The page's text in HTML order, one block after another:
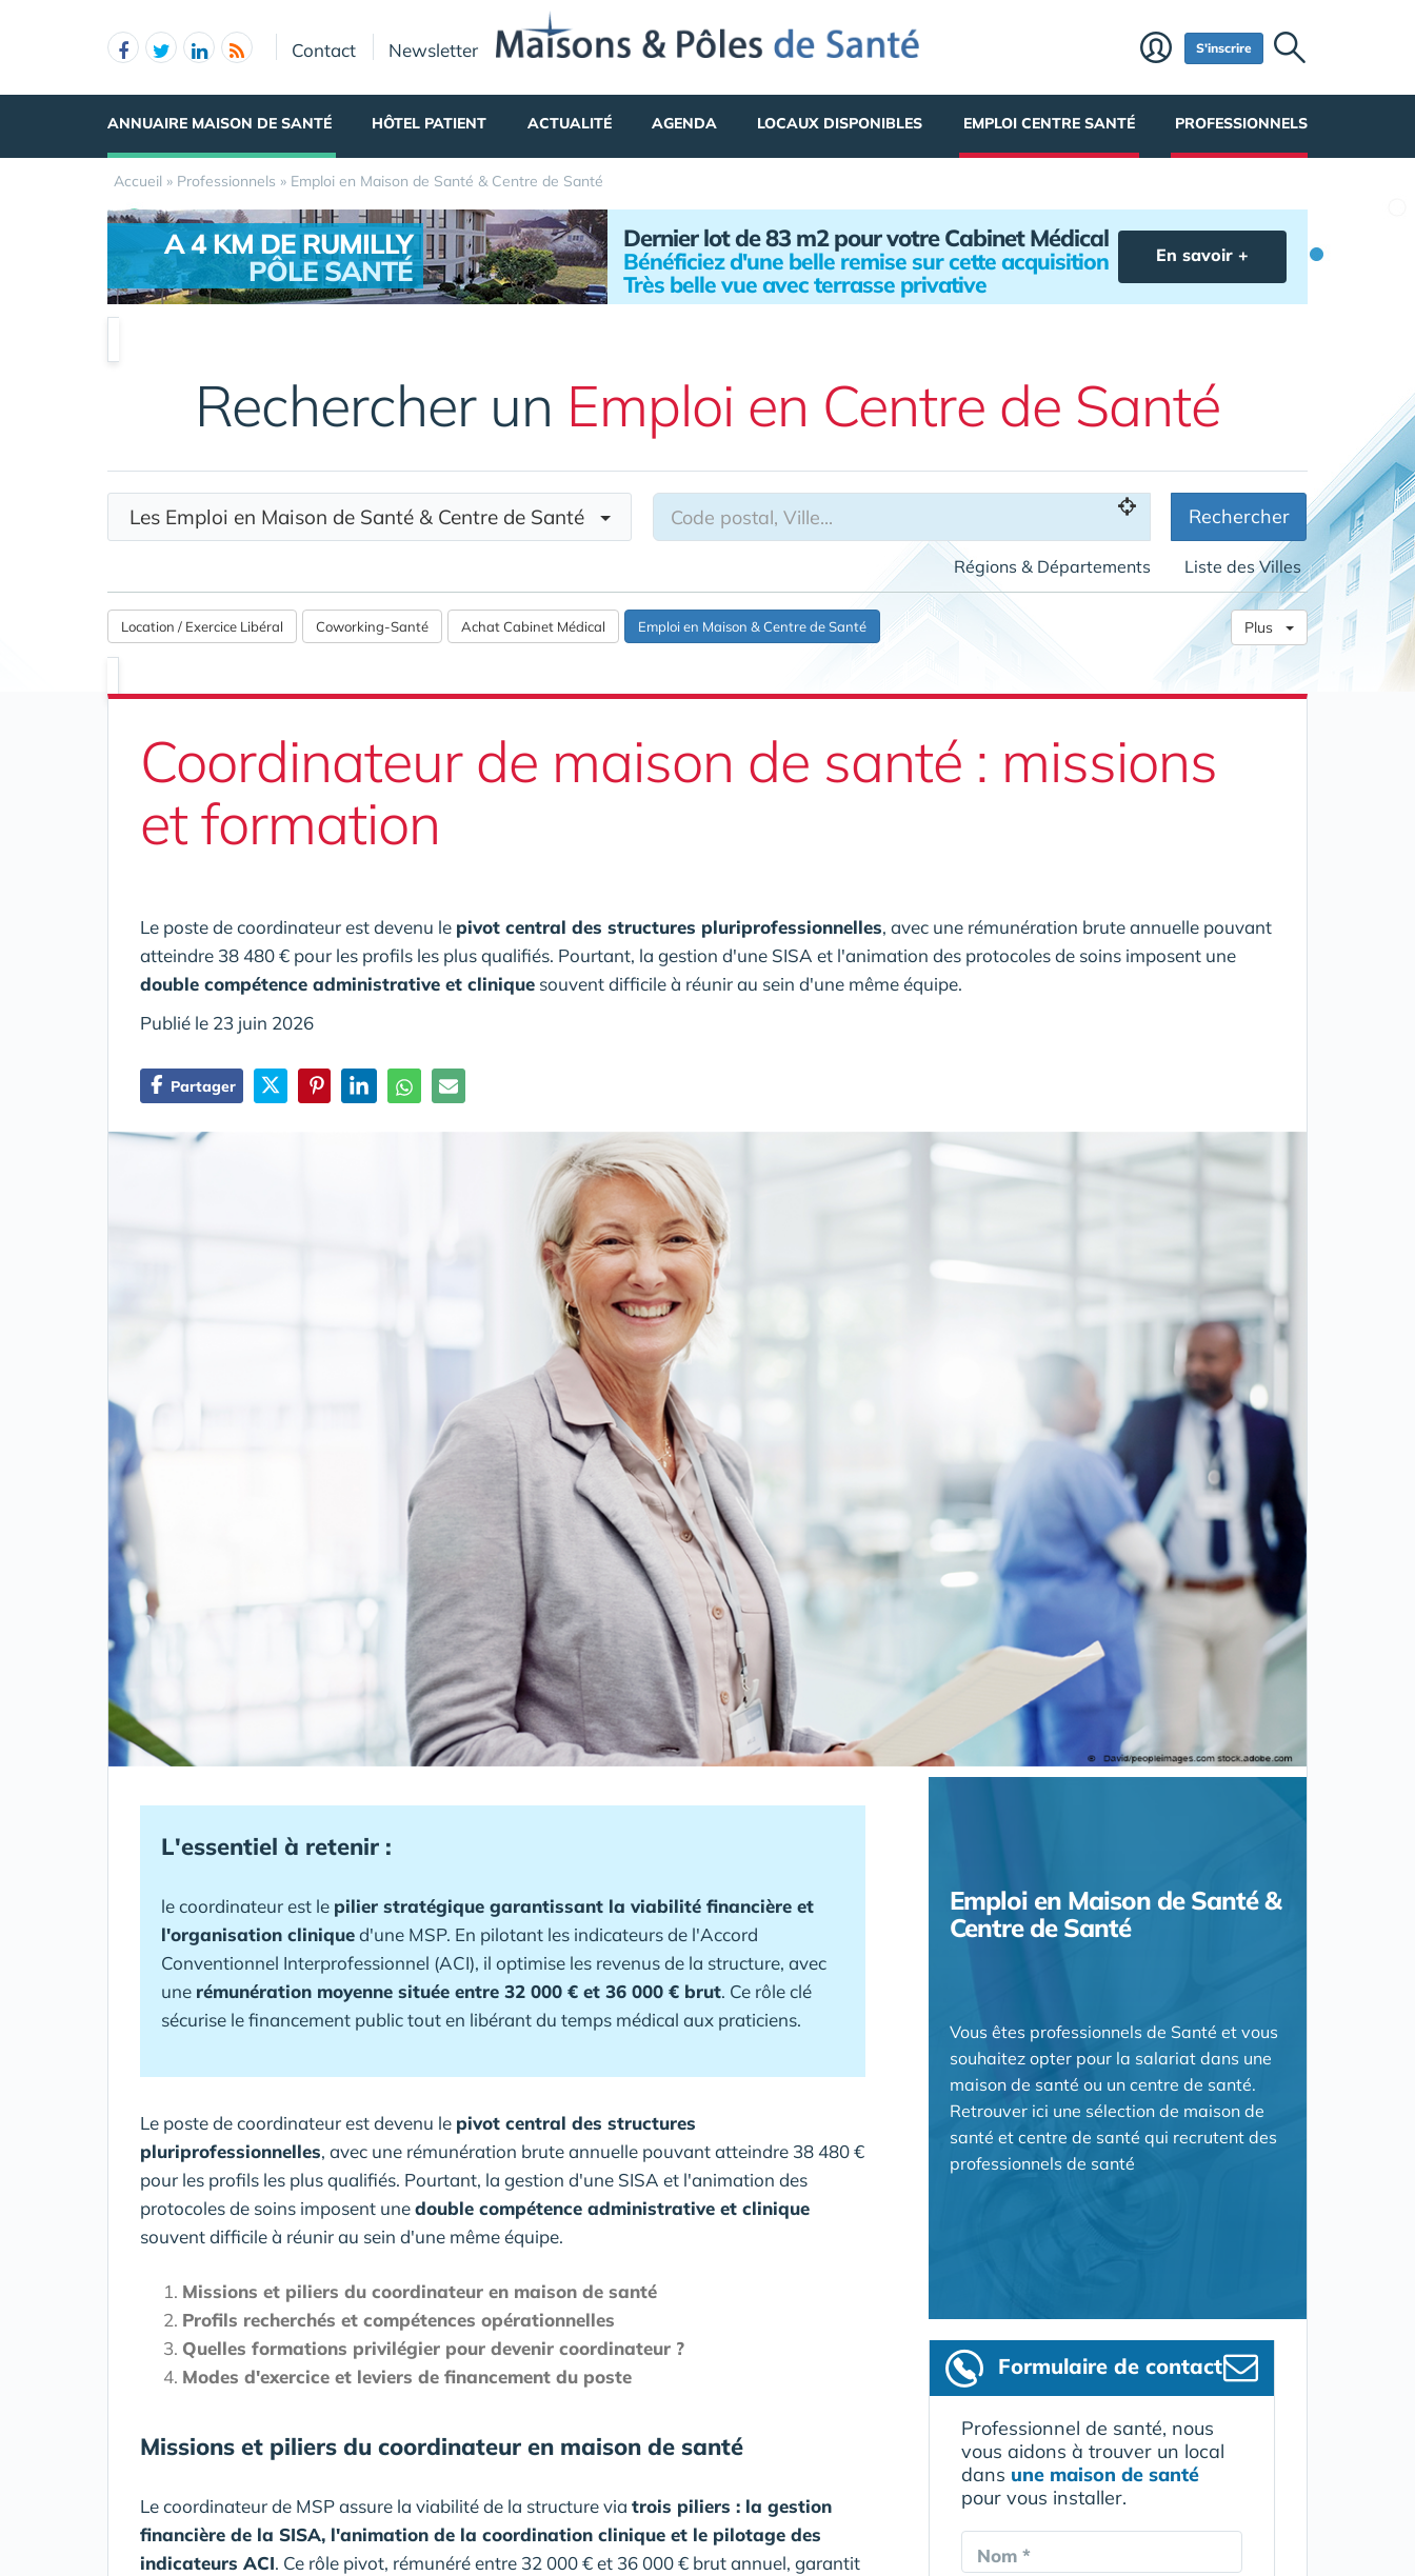
Contact Newsletter S'inscrire
ANNUAIRE MAISON DE SANTÉ HÔTEL PATIENT ACTUALITÉ AGENDA LOCAUX DISPONIBLES EMPLOI CENTRE SANTÉ PROFESSIONNELS
Accueil » Professionnels » Emploi en Maison de Santé & Centre de Santé
A 4 KM DE RUMILLY
PÔLE SANTÉ
.
Dernier lot de 83 m2 pour votre Cabinet Médical
Bénéficiez d'une belle remise sur cette acquisition
Très belle vue avec terrasse privative
En savoir +
Rechercher un Emploi en Centre de Santé
Les Emploi en Maison de Santé & Centre de Santé Rechercher
Régions & Départements Liste des Villes
Location / Exercice Libéral Coworking-Santé Achat Cabinet Médical Emploi en Maison & Centre de Santé Plus
Coordinateur de maison de santé : missions
et formation
Le poste de coordinateur est devenu le pivot central des structures pluriprofessionnelles, avec une rémunération brute annuelle pouvant
atteindre 38 480 € pour les profils les plus qualifiés. Pourtant, la gestion d'une SISA et l'animation des protocoles de soins imposent une
double compétence administrative et clinique souvent difficile à réunir au sein d'une même équipe.
Publié le 23 juin 2026
Partager
L'essentiel à retenir :
le coordinateur est le pilier stratégique garantissant la viabilité financière et
l'organisation cliniqued'une MSP. En pilotant les indicateurs de l'Accord
Conventionnel Interprofessionnel (ACI), il optimise les revenus de la structure, avec
une rémunération moyenne située entre 32 000 € et 36 000 € brut. Ce rôle clé
sécurise le financement public tout en libérant du temps médical aux praticiens.
Le poste de coordinateur est devenu le pivot central des structures
pluriprofessionnelles, avec une rémunération brute annuelle pouvant atteindre 38 480 €
pour les profils les plus qualifiés. Pourtant, la gestion d'une SISA et l'animation des
protocoles de soins imposent unedouble compétence administrative et clinique
souvent difficile à réunir au sein d'une même équipe.
Missions et piliers du coordinateur en maison de santé
Profils recherchés et compétences opérationnelles
Quelles formations privilégier pour devenir coordinateur ?
Modes d'exercice et leviers de financement du poste
Missions et piliers du coordinateur en maison de santé
Le coordinateur de MSP assure la viabilité de la structure via trois piliers : la gestion
financière de la SISA, l'animation de la coordination clinique et le pilotage des
indicateurs ACI. Ce rôle pivot, rémunéré entre 32 000 € et 36 000 € brut annuel, garantit
Emploi en Maison de Santé &
Centre de Santé
Vous êtes professionnels de Santé et vous
souhaitez opter pour la salariat dans une
maison de santé ou un centre de santé.
Retrouver ici une sélection de maison de
santé et centre de santé qui recrutent des
professionnels de santé
Formulairede contact
Professionnel de santé, nous
vous aidons à trouver un local
dans une maison de santé
pour vous installer.
Nom *